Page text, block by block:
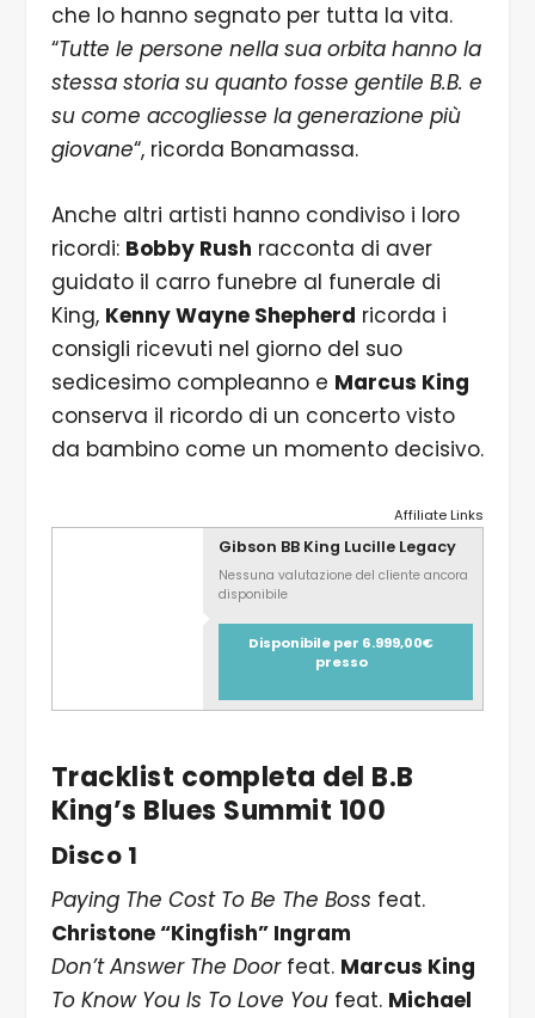
che lo hanno segnato per tutta la vita.
“Tutte le persone nella sua orbita hanno la
stessa storia su quanto fosse gentile B.B. e
su come accogliesse la generazione più
giovane“, ricorda Bonamassa.
Anche altri artisti hanno condiviso i loro
ricordi: Bobby Rush racconta di aver
guidato il carro funebre al funerale di
King, Kenny Wayne Shepherd ricorda i
consigli ricevuti nel giorno del suo
sedicesimo compleanno e Marcus King
conserva il ricordo di un concerto visto
da bambino come un momento decisivo.
Affiliate Links
Gibson BB King Lucille Legacy
Nessuna valutazione del cliente ancora
disponibile
Disponibile per 6.999,00€
presso
Tracklist completa del B.B
King’s Blues Summit 100
Disco 1
Paying The Cost To Be The Boss feat.
Christone “Kingfish” Ingram
Don’t Answer The Doorfeat. Marcus King
To Know You Is To Love Youfeat. Michael